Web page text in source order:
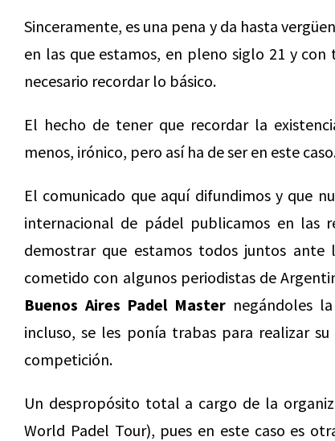
Sinceramente, es una pena y da hasta
en las que estamos, en pleno siglo 21 y
necesario recordar lo básico.
El hecho de tener que recordar la
menos, irónico, pero así ha de ser en este
El comunicado que aquí difundimos y que
internacional de pádel publicamos en las
demostrar que estamos todos juntos
cometido con algunos periodistas de
Buenos Aires Padel Master negándoles
incluso, se les ponía trabas para realizar
competición.
Un despropósito total a cargo de la
World Padel Tour), pues en este caso es